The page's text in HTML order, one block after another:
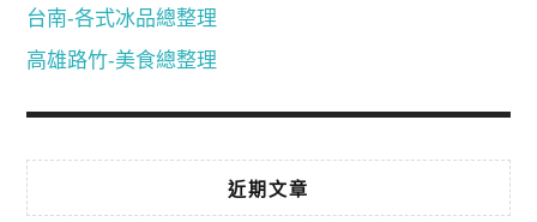
台南-各式冰品總整理
高雄路竹-美食總整理
近期文章